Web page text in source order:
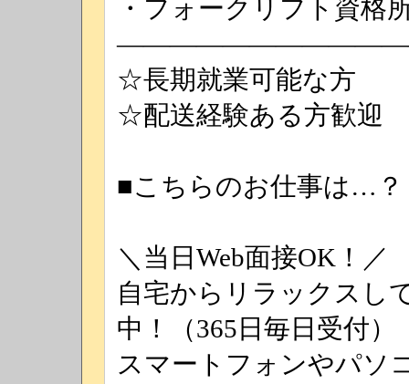
・フォークリフト資格
☆長期就業可能な方
☆配送経験ある方歓迎
■こちらのお仕事は…？
＼当日Web面接OK！／
自宅からリラックスし
中！（365日毎日受付）
スマートフォンやパソ